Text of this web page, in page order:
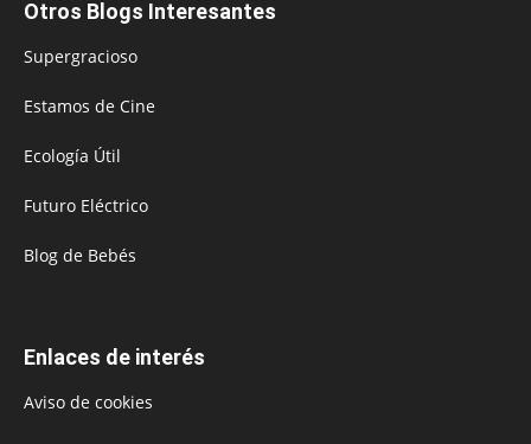
Otros Blogs Interesantes
Supergracioso
Estamos de Cine
Ecología Útil
Futuro Eléctrico
Blog de Bebés
Enlaces de interés
Aviso de cookies